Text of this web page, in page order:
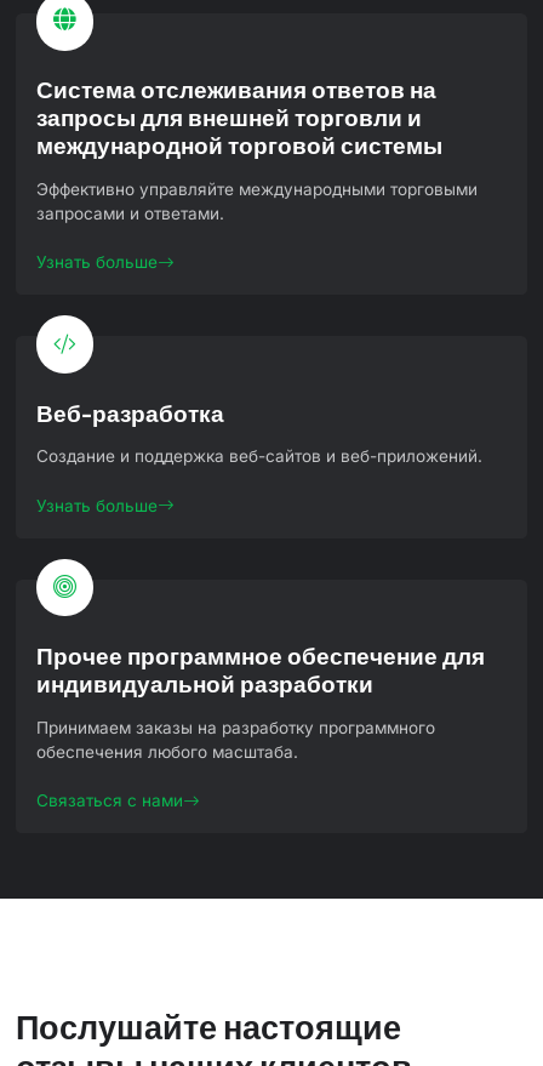
Система отслеживания ответов на
запросы для внешней торговли и
международной торговой системы
Эффективно управляйте международными торговыми
запросами и ответами.
Узнать больше
Веб-разработка
Создание и поддержка веб-сайтов и веб-приложений.
Узнать больше
Прочее программное обеспечение для
индивидуальной разработки
Принимаем заказы на разработку программного
обеспечения любого масштаба.
Связаться с нами
Послушайте настоящие